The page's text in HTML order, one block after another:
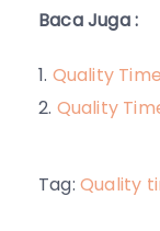
Baca Juga :
Quality
Quality
Tag: Quality